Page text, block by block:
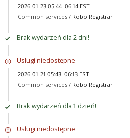
2026-01-23 05:44–06:14 EST
Common services / Robo Registrar
Brak wydarzeń dla 2 dni!
Usługi niedostępne
2026-01-21 05:43–06:13 EST
Common services / Robo Registrar
Brak wydarzeń dla 1 dzień!
Usługi niedostępne